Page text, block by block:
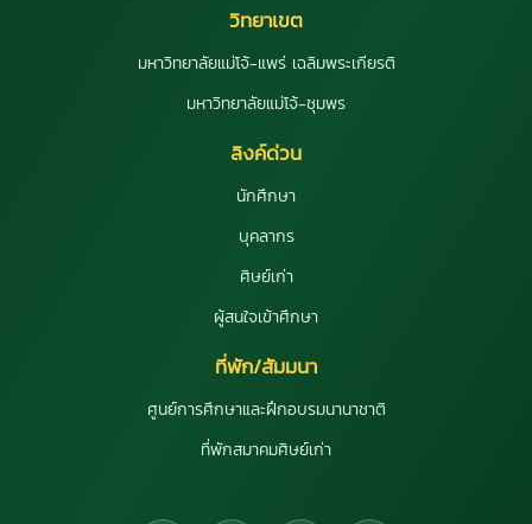
วิทยาเขต
มหาวิทยาลัยแม่โจ้-แพร่ เฉลิมพระเกียรติ
มหาวิทยาลัยแม่โจ้-ชุมพร
ลิงค์ด่วน
นักศึกษา
บุคลากร
ศิษย์เก่า
ผู้สนใจเข้าศึกษา
ที่พัก/สัมมนา
ศูนย์การศึกษาและฝึกอบรมนานาชาติ
ที่พักสมาคมศิษย์เก่า